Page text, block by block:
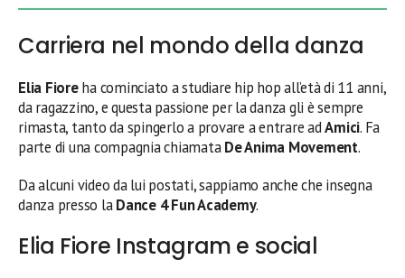
Carriera nel mondo della danza
Elia Fioreha cominciato a studiare hip hop all’età di 11 anni,
da ragazzino, e questa passione per la danza gli è sempre
rimasta, tanto da spingerlo a provare a entrare adAmici. Fa
parte di una compagnia chiamataDe Anima Movement.
Da alcuni video da lui postati, sappiamo anche che insegna
danza presso laDance 4 Fun Academy.
Elia Fiore Instagram e social